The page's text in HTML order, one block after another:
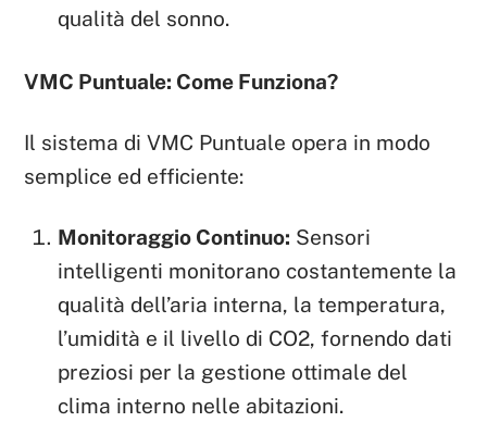
qualità del sonno.
VMC Puntuale: Come Funziona?
Il sistema di VMC Puntuale opera in modo
semplice ed efficiente:
Monitoraggio Continuo: Sensori
intelligenti monitorano costantemente la
qualità dell’aria interna, la temperatura,
l’umidità e il livello di CO2, fornendo dati
preziosi per la gestione ottimale del
clima interno nelle abitazioni.